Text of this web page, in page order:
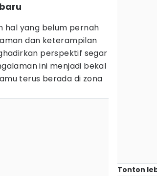
hal yang belum pernah
dan keterampilan
perspektif segar
ini menjadi bekal
terus berada di zona
Tonton